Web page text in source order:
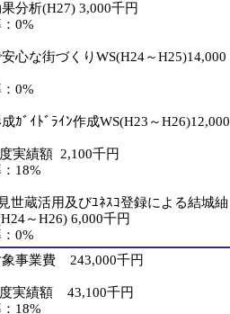
分析(H27) 3,000千円
0%
心な街づくりWS(H24～H25)14,000
0%
ｶﾞｲﾄﾞﾗｲﾝ作成WS(H23～H26)12,000
実績額 2,100千円
18%
世蔵活用及びﾕﾈｽｺ登録による結城紬
～H26) 6,000千円
0%
象事業費 243,000千円
実績額 43,100千円
18%